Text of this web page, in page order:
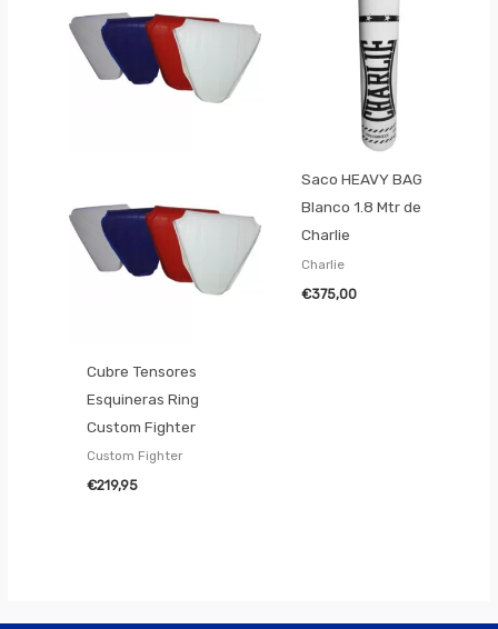
Cubre Tensores
Esquineras Ring
Custom Fighter
Custom Fighter
€219,95
Saco HEAVY BAG
Blanco 1.8 Mtr de
Charlie
Charlie
€375,00